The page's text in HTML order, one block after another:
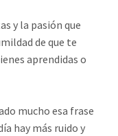
y la pasión que
de que te
aprendidas o
mucho esa frase
hay más ruido y